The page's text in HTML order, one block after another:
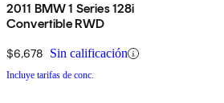
2011 BMW 1 Series 128i
Convertible RWD
$6,678 Sin calificación
Incluye tarifas de conc.